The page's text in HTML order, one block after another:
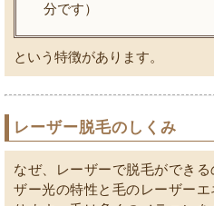
分です）
という特徴があります。
レーザー脱毛のしくみ
なぜ、レーザーで脱毛ができ
ザー光の特性と毛のレーザー